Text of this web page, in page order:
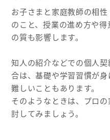
お子さまと家庭教師の相
のこと、授業の進め方や
の質も影響します。
知人の紹介などでの個人
合は、基礎や学習習慣が
難しいこともあります。
そのようなときは、プロ
討してみましょう。